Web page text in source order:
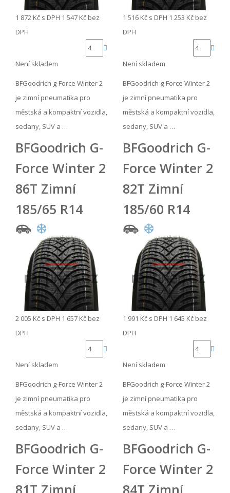
1 872 Kč s DPH 1 547 Kč bez
DPH
Není skladem
BFGoodrich g-Force Winter 2
je zimní pneumatika pro
městská a kompaktní vozidla,
sedany, SUV a …
1 516 Kč s DPH 1 253 Kč bez
DPH
Není skladem
BFGoodrich g-Force Winter 2
je zimní pneumatika pro
městská a kompaktní vozidla,
sedany, SUV a …
BFGoodrich G-
Force Winter 2
86T Zimní
185/65 R14
2 005 Kč s DPH 1 657 Kč bez
DPH
Není skladem
BFGoodrich g-Force Winter 2
je zimní pneumatika pro
městská a kompaktní vozidla,
sedany, SUV a …
BFGoodrich G-
Force Winter 2
82T Zimní
185/60 R14
1 991 Kč s DPH 1 645 Kč bez
DPH
Není skladem
BFGoodrich g-Force Winter 2
je zimní pneumatika pro
městská a kompaktní vozidla,
sedany, SUV a …
BFGoodrich G-
Force Winter 2
81T Zimní
BFGoodrich G-
Force Winter 2
84T Zimní